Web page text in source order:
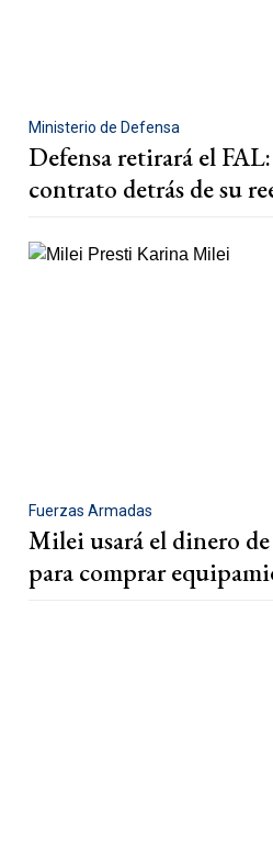
Ministerio de Defensa
Defensa retirará el
contrato detrás de su
Fuerzas Armadas
Milei usará el dinero
para comprar